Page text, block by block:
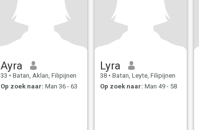
Ayra
33 • Batan, Aklan, Filipijnen
Op zoek naar: Man 36 - 63
Lyra
38 • Batan, Leyte, Filipijnen
Op zoek naar: Man 49 - 58